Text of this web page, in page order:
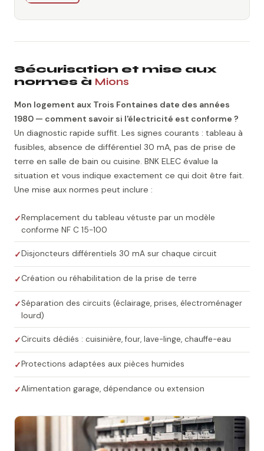
Sécurisation et mise aux
normes à Mions
Mon logement aux Trois Fontaines date des années
1980 — comment savoir si l'électricité est conforme ?
Un diagnostic rapide suffit. Les signes courants : tableau à
fusibles, absence de différentiel 30 mA, pas de prise de
terre en salle de bain ou cuisine. BNK ELEC évalue la
situation et vous indique exactement ce qui doit être fait.
Une mise aux normes peut inclure :
Remplacement du tableau vétuste par un modèle
conforme NF C 15-100
Disjoncteurs différentiels 30 mA sur chaque circuit
Création ou réhabilitation de la prise de terre
Séparation des circuits (éclairage, prises, électroménager
lourd)
Circuits dédiés : cuisinière, four, lave-linge, chauffe-eau
Protections adaptées aux pièces humides
Alimentation garage, dépendance ou extension